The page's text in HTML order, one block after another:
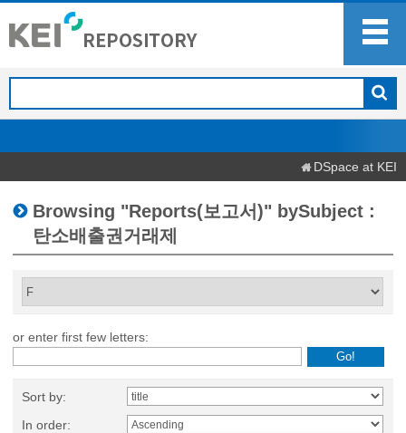
DSpace at KEI
Browsing "Reports(보고서)" bySubject :
탄소배출권거래제
or enter first few letters:
Sort by:
In order: